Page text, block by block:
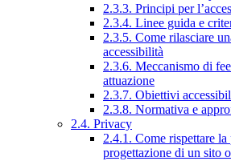
2.3.3. Principi per
2.3.4. Linee guida e
2.3.5. Come rilasciare
accessibilità
2.3.6. Meccanismo di
attuazione
2.3.7. Obiettivi
2.3.8. Normativa e
2.4. Privacy
2.4.1. Come rispettare
progettazione di un sito